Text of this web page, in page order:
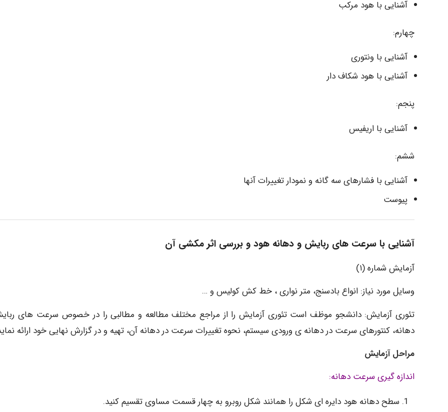
آشنایی با هود مرکب
چهارم:
آشنایی با ونتوری
آشنایی با هود شکاف دار
پنجم:
آشنایی با اریفیس
ششم:
آشنایی با فشارهای سه گانه و نمودار تغییرات آنها
پیوست
آشنایی با سرعت های ربایش و دهانه هود و بررسی اثر مکشی آن
آزمایش شماره (۱)
وسایل مورد نیاز: انواع بادسنج، متر نواری ، خط کش کولیس و …
تئوری آزمایش: دانشجو موظف است تئوری آزمایش را از مراجع مختلف مطالعه و مطالبی را در خصوص سرعت های
دهانه، کنتورهای سرعت در دهانه ی ورودی سیستم، نحوه تغییرات سرعت در دهانه آن، تهیه و در گزارش نهایی خود ارائه
مراحل آزمایش
اندازه گیری سرعت دهانه:
سطح دهانه هود دایره ای شکل را همانند شکل روبرو به چهار قسمت مساوی تقسیم کنید.